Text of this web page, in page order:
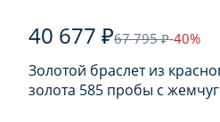
40 677 ₽67 795 ₽-40%
Золотой браслет из
золота 585 пробы с